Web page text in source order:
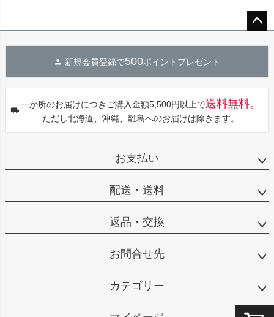
へ
新規会員登録で500ポイントプレゼント
一か所のお届けにつきご購入金額5,500円以上で送料無料。
ただし北海道、沖縄、離島へのお届けは除きます。
お支払い
配送・送料
返品・交換
お問合せ先
カテゴリー